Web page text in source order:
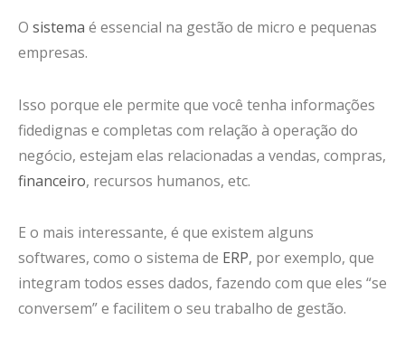
O sistema é essencial na gestão de micro e pequenas
empresas.
Isso porque ele permite que você tenha informações
fidedignas e completas com relação à operação do
negócio, estejam elas relacionadas a vendas, compras,
financeiro, recursos humanos, etc.
E o mais interessante, é que existem alguns
softwares, como o sistema de ERP, por exemplo, que
integram todos esses dados, fazendo com que eles “se
conversem” e facilitem o seu trabalho de gestão.